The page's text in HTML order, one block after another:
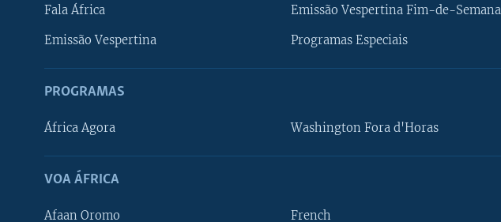
Fala África
Emissão Vespertina
Emissão Vespertina Fim-de-Semana
Programas Especiais
PROGRAMAS
África Agora Washington Fora d'Horas
VOA ÁFRICA
Afaan Oromo French